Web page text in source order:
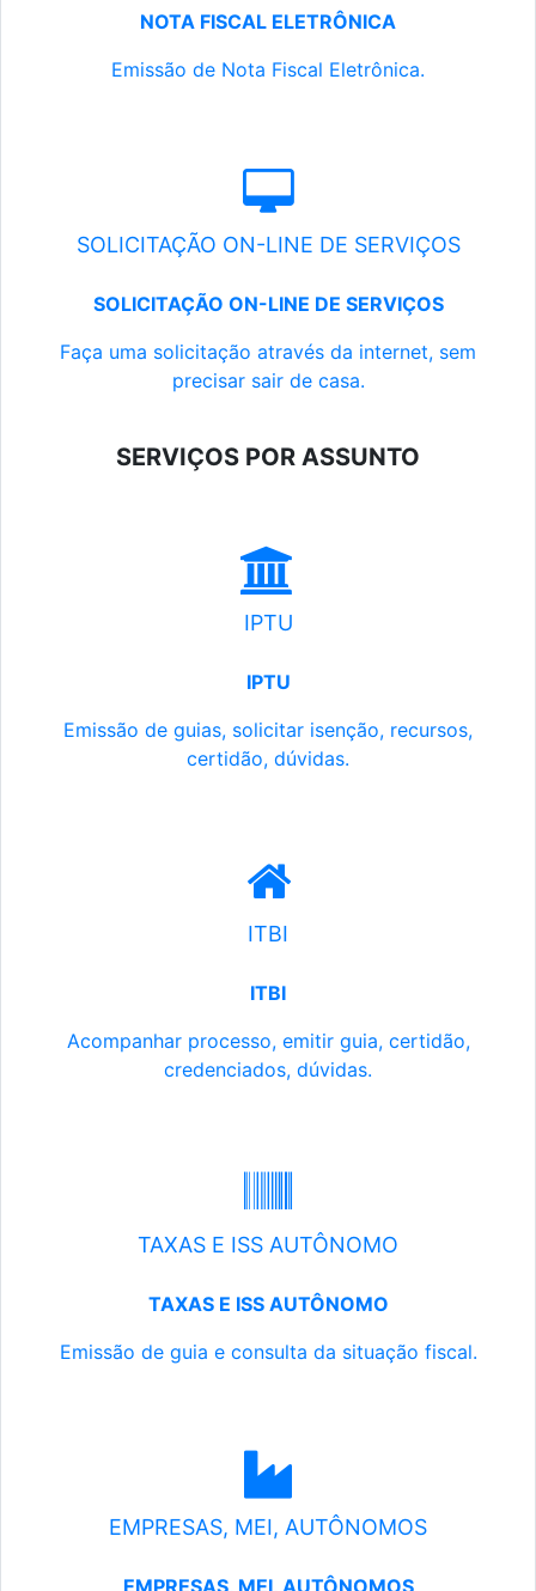
NOTA FISCAL ELETRÔNICA
Emissão de Nota Fiscal Eletrônica.
SOLICITAÇÃO ON-LINE DE SERVIÇOS
SOLICITAÇÃO ON-LINE DE SERVIÇOS
Faça uma solicitação através da internet, sem
precisar sair de casa.
SERVIÇOS POR ASSUNTO
IPTU
IPTU
Emissão de guias, solicitar isenção, recursos,
certidão, dúvidas.
ITBI
ITBI
Acompanhar processo, emitir guia, certidão,
credenciados, dúvidas.
TAXAS E ISS AUTÔNOMO
TAXAS E ISS AUTÔNOMO
Emissão de guia e consulta da situação fiscal.
EMPRESAS, MEI, AUTÔNOMOS